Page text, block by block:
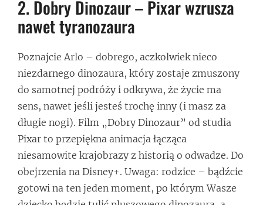
2. Dobry Dinozaur – Pixar wzrusza
nawet tyranozaura
Poznajcie Arlo – dobrego, aczkolwiek nieco
niezdarnego dinozaura, który zostaje zmuszony
do samotnej podróży i odkrywa, że życie ma
sens, nawet jeśli jesteś trochę inny (i masz za
długie nogi). Film „Dobry Dinozaur” od studia
Pixar to przepiękna animacja łącząca
niesamowite krajobrazy z historią o odwadze. Do
obejrzenia na Disney+. Uwaga: rodzice – bądźcie
gotowi na ten jeden moment, po którym Wasze